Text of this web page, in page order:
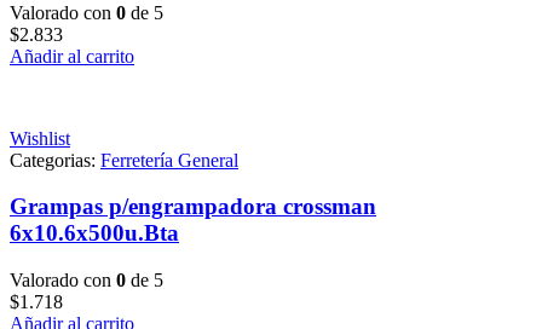
Valorado con 0 de 5
$2.833
Añadir al carrito
Wishlist
Categorias: Ferretería General
Grampas p/engrampadora crossman
6x10.6x500u.Bta
Valorado con 0 de 5
$1.718
Añadir al carrito